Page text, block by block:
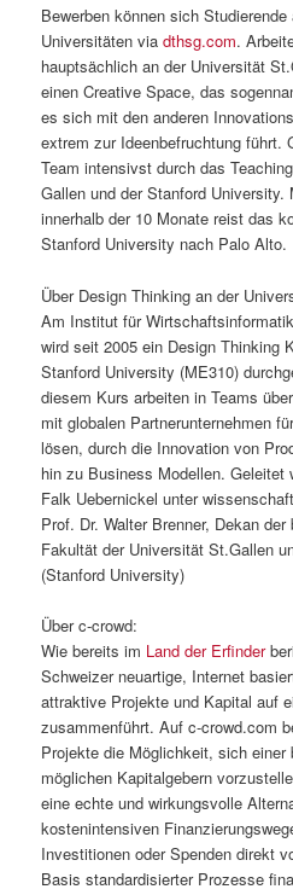
Bewerben können sich
Universitäten viadthsg.com.
hauptsächlich an der Universität
einen Creative Space, das
es sich mit den anderen
extrem zur Ideenbefruchtung führt.
Team intensivst durch das
Gallen und der Stanford University.
innerhalb der 10 Monate reist das
Stanford University nach Palo Alto.
Über Design Thinking an der
Am Institut für
wird seit 2005 ein Design Thinking
Stanford University (ME310)
diesem Kurs arbeiten in Teams
mit globalen Partnerunternehmen
lösen, durch die Innovation von
hin zu Business Modellen. Geleitet
Falk Uebernickel unter
Prof. Dr. Walter Brenner, Dekan
Fakultät der Universität St.Gallen
(Stanford University)
Über c-crowd:
Wie bereits im Land der Erfinder
Schweizer neuartige, Internet
attraktive Projekte und Kapital auf
zusammenführt. Auf c-crowd.com
Projekte die Möglichkeit, sich
möglichen Kapitalgebern
eine echte und wirkungsvolle
kostenintensiven
Investitionen oder Spenden direkt
Basis standardisierter Prozesse